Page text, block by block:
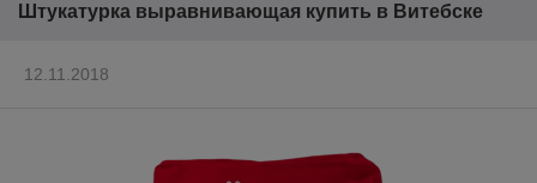
Штукатурка выравнивающая купить в Витебске
12.11.2018